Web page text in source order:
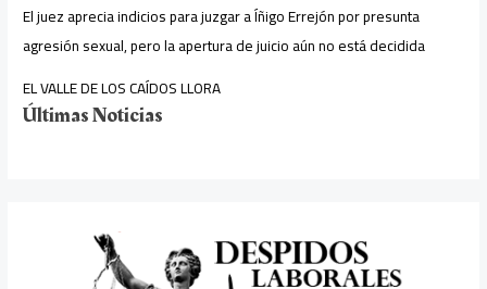
El juez aprecia indicios para juzgar a Íñigo Errejón por presunta
agresión sexual, pero la apertura de juicio aún no está decidida
EL VALLE DE LOS CAÍDOS LLORA
Últimas Noticias